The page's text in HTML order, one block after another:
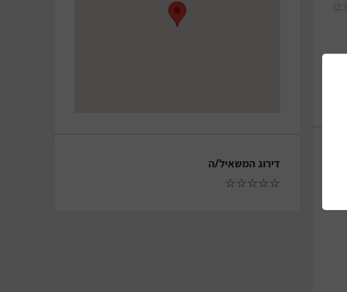
דירוג המשאיל/ה
☆
☆
☆
☆
☆